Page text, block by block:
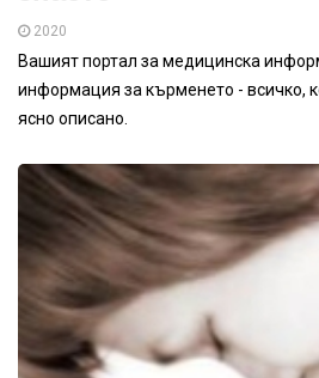
2020
Вашият портал за медицинска
информация за кърменето - всичко,
ясно описано.